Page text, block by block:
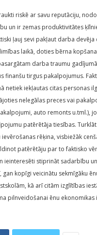
riskē ar savu reputāciju,
un ir zemas produktivitātes
ļauj sevi pakļaut darba
laikā, doties bērna
darba traumu
finanšu tirgus pakalpojumus.
netiek iekļautas citas personas
nelegālas preces vai
auto remonts u.tml.),
patērētāja tiesības.
rēķina, visbiežāk
patērētāju par to faktisko
ieinteresēti stiprināt sadarbību
kopīgi veicinātu sekmīgāku
kā arī citām izglītības
pilnveidošanai ēnu ekonomikas